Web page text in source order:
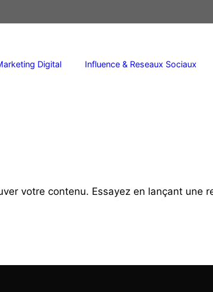
Digital Influence & Reseaux Sociaux
votre contenu. Essayez en lançant une